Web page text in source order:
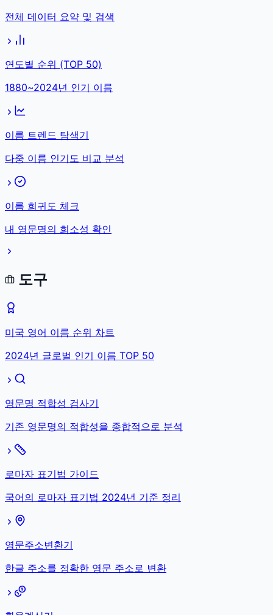
전체 데이터 요약 및 검색
연도별 순위 (TOP 50)
1880~2024년 인기 이름
이름 트렌드 탐색기
다중 이름 인기도 비교 분석
이름 희귀도 체크
내 영문명의 희소성 확인
도구
미국 영어 이름 순위 차트
2024년 글로벌 인기 이름 TOP 50
영문명 적합성 검사기
기존 영문명의 적합성을 종합적으로 분석
로마자 표기법 가이드
국어의 로마자 표기법 2024년 기준 정리
영문주소변환기
한글 주소를 정확한 영문 주소로 변환